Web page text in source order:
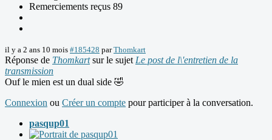
Remerciements reçus 89
il y a 2 ans 10 mois #185428 parThomkart
Réponse de Thomkartsur le sujet Le post de l\'entretien de la
transmission
Ouf le mien est un dual side 🤣
Connexion ou Créer un compte pour participer à la conversation.
pasqup01